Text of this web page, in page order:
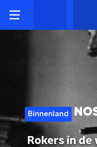
Binnenland
Rokers in